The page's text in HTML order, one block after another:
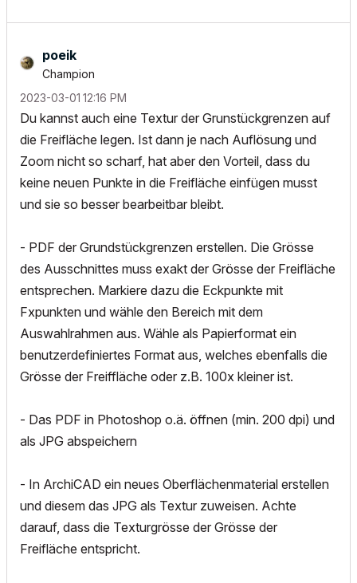
poeik
Champion
‎2023-03-01 12:16 PM
Du kannst auch eine Textur der Grunstückgrenzen auf
die Freifläche legen. Ist dann je nach Auflösung und
Zoom nicht so scharf, hat aber den Vorteil, dass du
keine neuen Punkte in die Freifläche einfügen musst
und sie so besser bearbeitbar bleibt.
- PDF der Grundstückgrenzen erstellen. Die Grösse
des Ausschnittes muss exakt der Grösse der Freifläche
entsprechen. Markiere dazu die Eckpunkte mit
Fxpunkten und wähle den Bereich mit dem
Auswahlrahmen aus. Wähle als Papierformat ein
benutzerdefiniertes Format aus, welches ebenfalls die
Grösse der Freiffläche oder z.B. 100x kleiner ist.
- Das PDF in Photoshop o.ä. öffnen (min. 200 dpi) und
als JPG abspeichern
- In ArchiCAD ein neues Oberflächenmaterial erstellen
und diesem das JPG als Textur zuweisen. Achte
darauf, dass die Texturgrösse der Grösse der
Freifläche entspricht.